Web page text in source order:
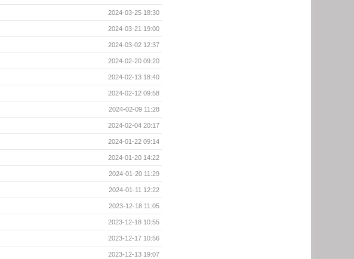
2024-03-25 18:30
2024-03-21 19:00
2024-03-02 12:37
2024-02-20 09:20
2024-02-13 18:40
2024-02-12 09:58
2024-02-09 11:28
2024-02-04 20:17
2024-01-22 09:14
2024-01-20 14:22
2024-01-20 11:29
2024-01-11 12:22
2023-12-18 11:05
2023-12-18 10:55
2023-12-17 10:56
2023-12-13 19:07